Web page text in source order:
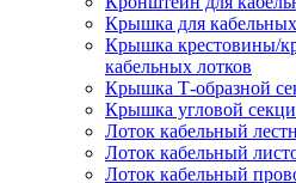
Крышка для
Крышка крестовины/
кабельных лотков
Крышка Т-образной
Крышка угловой
Лоток кабельный
Лоток кабельный
Лоток кабельный